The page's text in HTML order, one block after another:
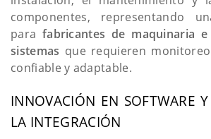
componentes, representando
para fabricantes de maquinaria
sistemas que requieren
confiable y adaptable.
INNOVACIÓN EN SOFTWARE
LA INTEGRACIÓN